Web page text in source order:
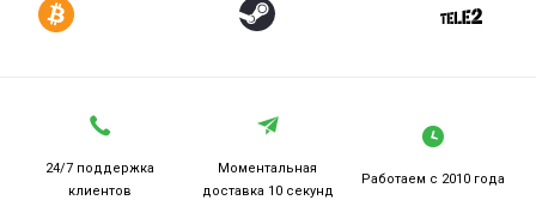
24/7 поддержка
клиентов
Моментальная
доставка 10 секунд
Работаем с 2010 года